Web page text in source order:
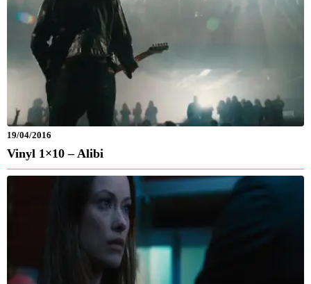
19/04/2016
Vinyl 1×10 – Alibi